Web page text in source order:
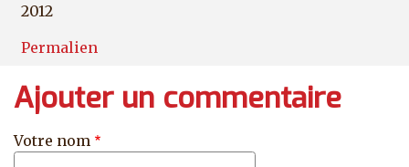
2012
Permalien
Ajouter un commentaire
Votre nom